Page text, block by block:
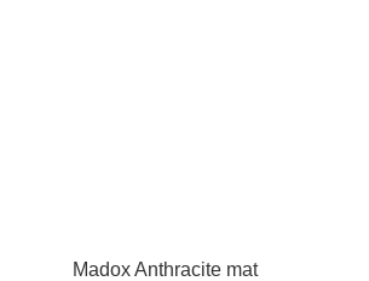
Madox Anthracite mat